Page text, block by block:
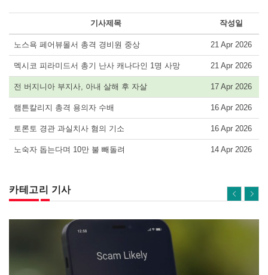
기사제목 작성일
노스욕 페어뷰몰서 총격 경비원 중상 21 Apr 2026
멕시코 피라미드서 총기 난사 캐나다인 1명 사망 21 Apr 2026
전 버지니아 부지사, 아내 살해 후 자살 17 Apr 2026
램튼칼리지 총격 용의자 수배 16 Apr 2026
토론토 경관 과실치사 혐의 기소 16 Apr 2026
노숙자 돕는다며 10만 불 빼돌려 14 Apr 2026
카테고리 기사